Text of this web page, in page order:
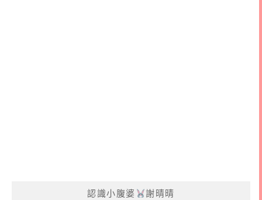
認識小腹婆 謝晴晴